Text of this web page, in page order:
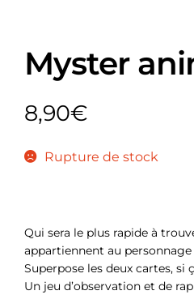
Myster
8,90€
Rupture de stock
Qui sera le plus rapide à
appartiennent au
Superpose les deux cartes, si
Un jeu d’observation et de